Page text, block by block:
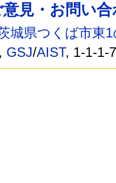
意見・お問い
城県つくば市東
, GSJ/AIST, 1-1-1-